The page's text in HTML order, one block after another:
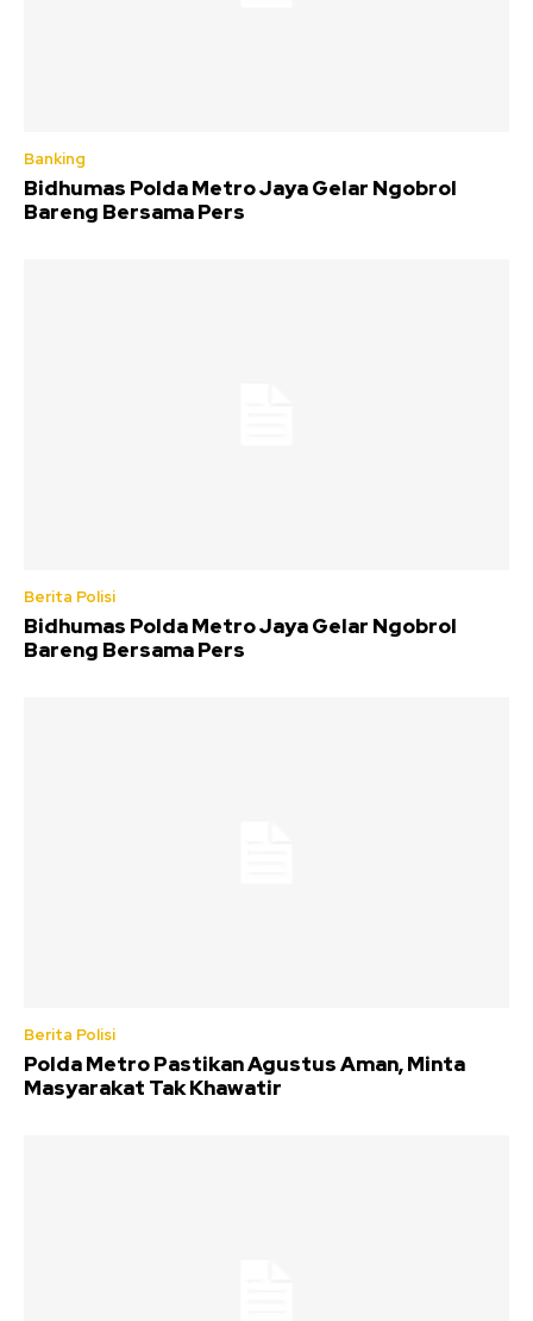
Banking
Bidhumas Polda Metro Jaya Gelar Ngobrol
Bareng Bersama Pers
Berita Polisi
Bidhumas Polda Metro Jaya Gelar Ngobrol
Bareng Bersama Pers
Berita Polisi
Polda Metro Pastikan Agustus Aman, Minta
Masyarakat Tak Khawatir